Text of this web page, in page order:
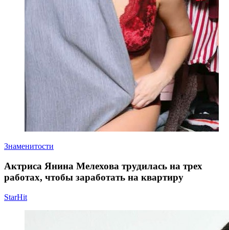
Знаменитости
Актриса Янина Мелехова трудилась на трех
работах, чтобы заработать на квартиру
StarHit